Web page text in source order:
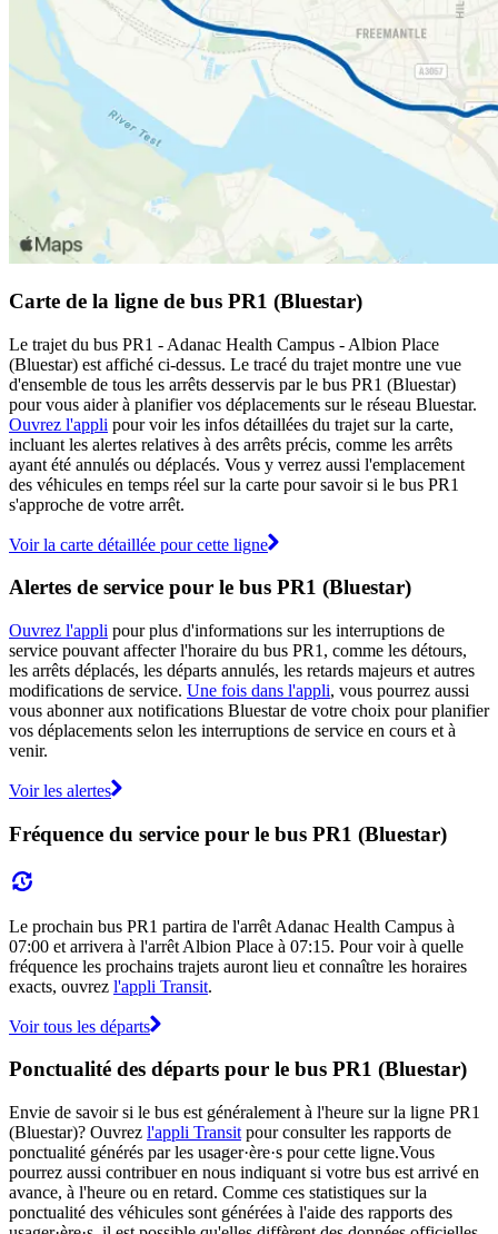
Carte de la ligne de bus PR1 (Bluestar)
Le trajet du bus PR1 - Adanac Health Campus - Albion Place
(Bluestar) est affiché ci-dessus. Le tracé du trajet montre une vue
d'ensemble de tous les arrêts desservis par le bus PR1 (Bluestar)
pour vous aider à planifier vos déplacements sur le réseau Bluestar.
Ouvrez l'appli pour voir les infos détaillées du trajet sur la carte,
incluant les alertes relatives à des arrêts précis, comme les arrêts
ayant été annulés ou déplacés. Vous y verrez aussi l'emplacement
des véhicules en temps réel sur la carte pour savoir si le bus PR1
s'approche de votre arrêt.
Voir la carte détaillée pour cette ligne
Alertes de service pour le bus PR1 (Bluestar)
Ouvrez l'appli pour plus d'informations sur les interruptions de
service pouvant affecter l'horaire du bus PR1, comme les détours,
les arrêts déplacés, les départs annulés, les retards majeurs et autres
modifications de service. Une fois dans l'appli, vous pourrez aussi
vous abonner aux notifications Bluestar de votre choix pour planifier
vos déplacements selon les interruptions de service en cours et à
venir.
Voir les alertes
Fréquence du service pour le bus PR1 (Bluestar)
Le prochain bus PR1 partira de l'arrêt Adanac Health Campus à
07:00 et arrivera à l'arrêt Albion Place à 07:15. Pour voir à quelle
fréquence les prochains trajets auront lieu et connaître les horaires
exacts, ouvrez l'appli Transit.
Voir tous les départs
Ponctualité des départs pour le bus PR1 (Bluestar)
Envie de savoir si le bus est généralement à l'heure sur la ligne PR1
(Bluestar)? Ouvrez l'appli Transit pour consulter les rapports de
ponctualité générés par les usager·ère·s pour cette ligne.Vous
pourrez aussi contribuer en nous indiquant si votre bus est arrivé en
avance, à l'heure ou en retard. Comme ces statistiques sur la
ponctualité des véhicules sont générées à l'aide des rapports des